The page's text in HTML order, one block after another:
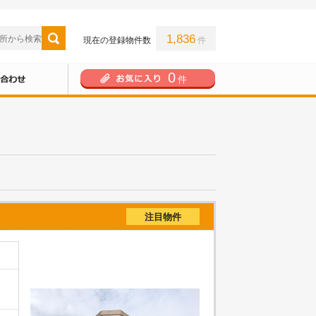
現在の登録物件数 1,836 件
0 件
注目物件